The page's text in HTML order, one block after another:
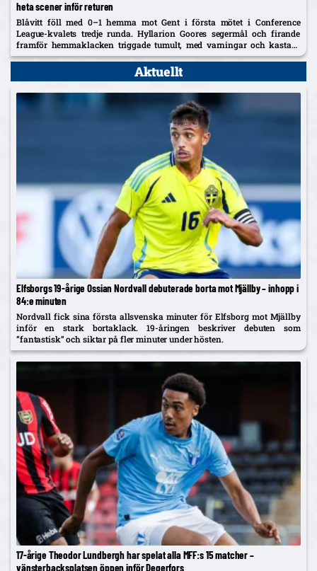
heta scener inför returen
Blåvitt föll med 0–1 hemma mot Gent i första mötet i Conference
League-kvalets tredje runda. Hyllarion Goores segermål och firande
framför hemmaklacken triggade tumult, med varningar och kastade
föremål. Efter paus rasade IFK-spelare mot en tidig avblåsning trots
Aktuellt
Elfsborgs 19-årige Ossian Nordvall debuterade borta mot Mjällby – inhopp i
84:e minuten
Nordvall fick sina första allsvenska minuter för Elfsborg mot Mjällby
inför en stark bortaklack. 19-åringen beskriver debuten som
”fantastisk” och siktar på fler minuter under hösten.
17-årige Theodor Lundbergh har spelat alla MFF:s 15 matcher –
vänsterbacksplatsen öppen inför Degerfors